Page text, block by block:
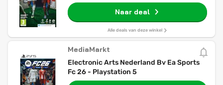
Naar deal
Alle deals van deze winkel
MediaMarkt
Electronic Arts Nederland Bv Ea Sports
Fc 26 - Playstation 5